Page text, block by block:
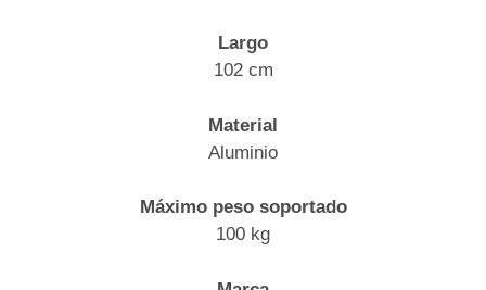
Largo
102 cm
Material
Aluminio
Máximo peso soportado
100 kg